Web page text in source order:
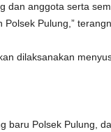
dan anggota serta
Pulung,”
dilaksanakan
baru Polsek Pulung,